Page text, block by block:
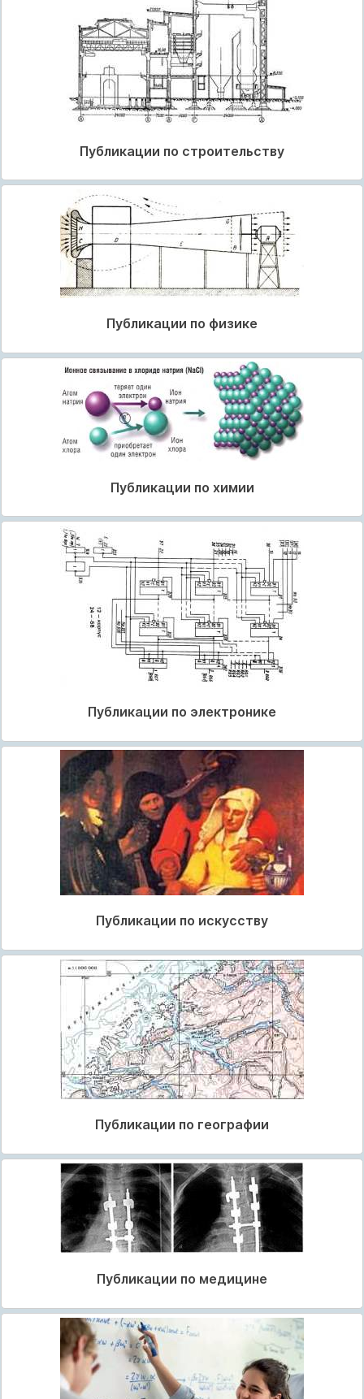
Публикации по строительству
Публикации по физике
Публикации по химии
Публикации по электронике
Публикации по искусству
Публикации по географии
Публикации по медицине